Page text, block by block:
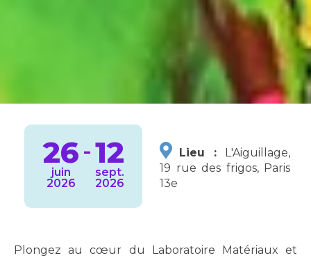
26
juin
2026
-12
sept.
2026
Lieu : L'Aiguillage,
19 rue des frigos, Paris
13e
Plongez au cœur du Laboratoire Matériaux et